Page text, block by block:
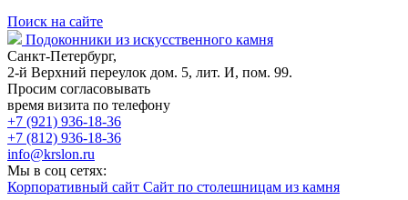
Поиск на сайте
Подоконники из искусственного камня
Санкт-Петербург,
2-й Верхний переулок дом. 5, лит. И, пом. 99.
Просим согласовывать
время визита по телефону
+7 (921) 936-18-36
+7 (812) 936-18-36
info@krslon.ru
Мы в соц сетях:
Корпоративный сайт Сайт по столешницам из камня